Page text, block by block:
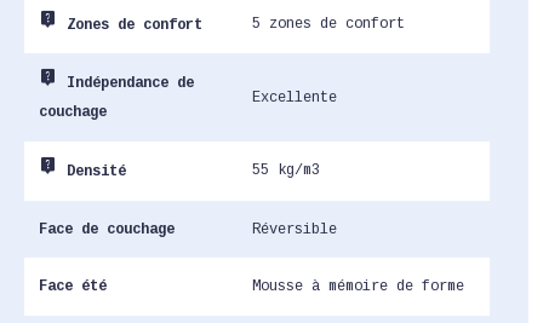
live_help Zones de confort 5 zones de confort
live_help
Indépendance de
couchage
Excellente
live_help Densité 55 kg/m3
Face de couchage Réversible
Face été Mousse à mémoire de forme